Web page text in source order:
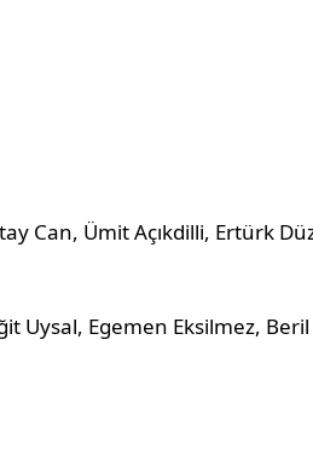
Can, Ümit Açıkdilli, Ertürk
Uysal, Egemen Eksilmez,